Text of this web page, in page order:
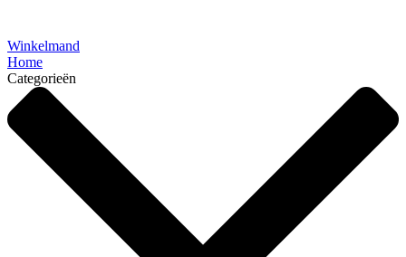
Winkelmand
Home
Categorieën